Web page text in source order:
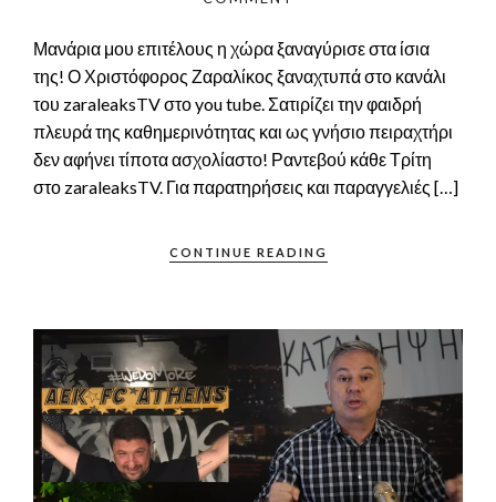
Μανάρια μου επιτέλους η χώρα ξαναγύρισε στα ίσια
της! Ο Χριστόφορος Ζαραλίκος ξαναχτυπά στο κανάλι
του zaraleaksTV στο you tube. Σατιρίζει την φαιδρή
πλευρά της καθημερινότητας και ως γνήσιο πειραχτήρι
δεν αφήνει τίποτα ασχολίαστο! Ραντεβού κάθε Τρίτη
στο zaraleaksTV. Για παρατηρήσεις και παραγγελιές […]
CONTINUE READING